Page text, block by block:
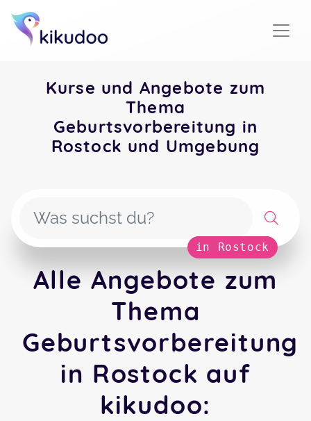
Kurse und Angebote zum
Thema
Geburtsvorbereitung in
Rostock und Umgebung
in Rostock
Alle Angebote zum
Thema
Geburtsvorbereitung
in Rostock auf
kikudoo: